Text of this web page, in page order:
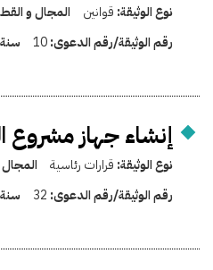
نوع الوثيقة: قوانين المجال و
رقم الوثيقة/رقم الدعوى:10
إنشاء جهاز مشروع
نوع الوثيقة: قرارات رئاسية
رقم الوثيقة/رقم الدعوى: 32